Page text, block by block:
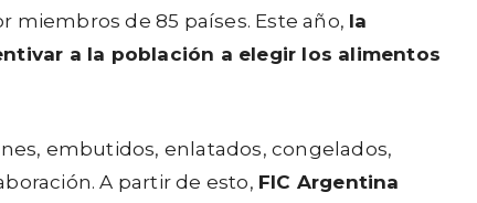
miembros de 85 países. Este año, la
a la población a elegir los alimentos
embutidos, enlatados, congelados,
A partir de esto, FIC Argentina